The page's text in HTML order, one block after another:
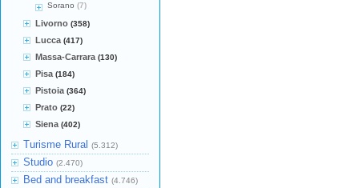
Sorano (7)
Livorno (358)
Lucca (417)
Massa-Carrara (130)
Pisa (184)
Pistoia (364)
Prato (22)
Siena (402)
Turisme Rural (5.312)
Studio (2.470)
Bed and breakfast (4.746)